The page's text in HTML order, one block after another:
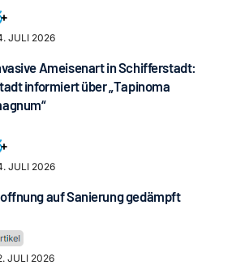
JULI 2026
Ameisenart in Schifferstadt:
informiert über „Tapinoma
JULI 2026
auf Sanierung gedämpft
JULI 2026